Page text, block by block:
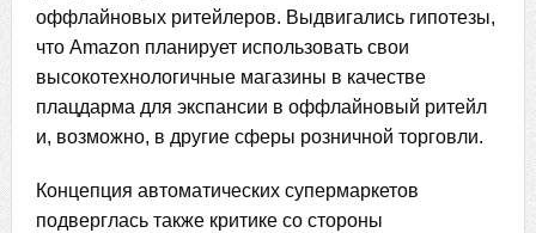
оффлайновых ритейлеров. Выдвигались гипотезы,
что Amazon планирует использовать свои
высокотехнологичные магазины в качестве
плацдарма для экспансии в оффлайновый ритейл
и, возможно, в другие сферы розничной торговли.
Концепция автоматических супермаркетов
подверглась также критике со стороны